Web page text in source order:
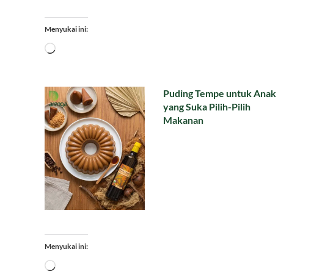
Menyukai ini:
Memuat...
Puding Tempe untuk Anak
yang Suka Pilih-Pilih
Makanan
Menyukai ini:
Memuat...